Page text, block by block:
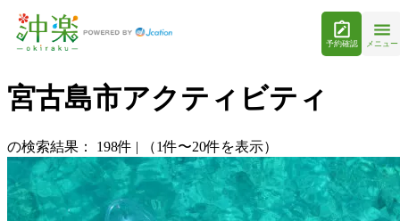
予約確認 メニュー
宮古島市アクティビティ
の検索結果： 198件 | （1件〜20件を表示）